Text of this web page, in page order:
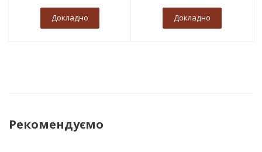
Докладно Докладно
Рекомендуємо